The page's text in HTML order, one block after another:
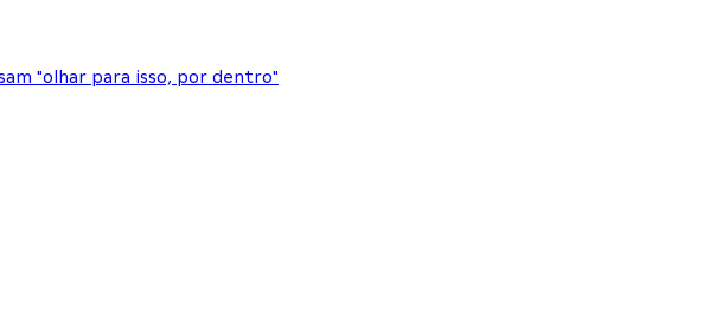
"olhar para isso, por dentro"